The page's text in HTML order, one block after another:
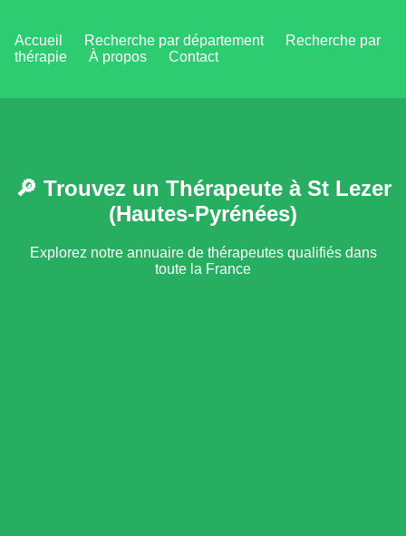
Accueil Recherche par département
Recherche par
thérapie
À propos Contact
🔎 Trouvez un Thérapeute à St Lezer
(Hautes-Pyrénées)
Explorez notre annuaire de thérapeutes qualifiés dans
toute la France